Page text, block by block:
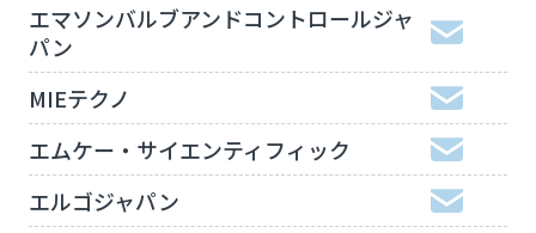
エマソンバルブアンドコントロールジャ
パン
MIEテクノ
エムケー・サイエンティフィック
エルゴジャパン